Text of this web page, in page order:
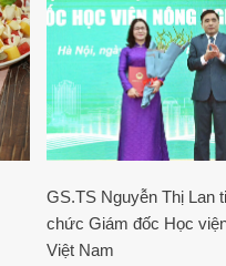
GS.TS Nguyễn Thị Lan
chức Giám đốc Học
Việt Nam